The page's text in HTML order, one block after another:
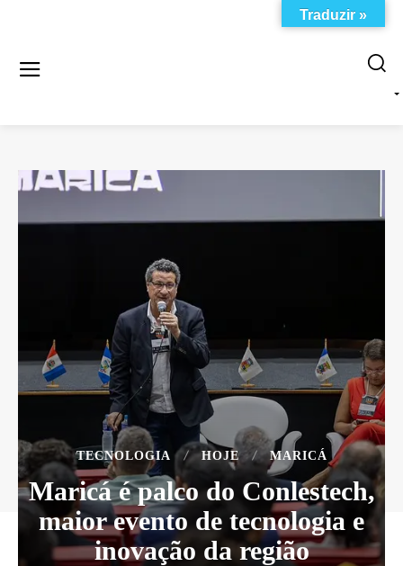
TECNOLOGIA HOJE MARICÁ
Maricá é palco do Conlestech,
maior evento de tecnologia e
inovação da região
Traduzir »